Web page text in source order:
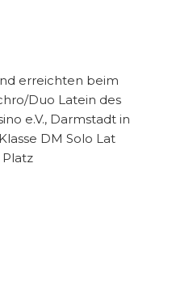
erreichten beim
Duo Latein des
e.V., Darmstadt in
DM Solo Lat